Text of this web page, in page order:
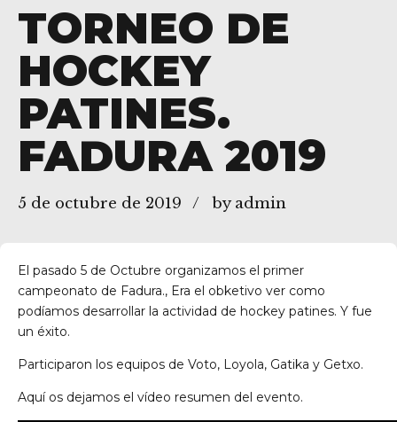
TORNEO DE
HOCKEY
PATINES.
FADURA 2019
5 de octubre de 2019 by admin
El pasado 5 de Octubre organizamos el primer
campeonato de Fadura., Era el obketivo ver como
podíamos desarrollar la actividad de hockey patines. Y fue
un éxito.
Participaron los equipos de Voto, Loyola, Gatika y Getxo.
Aquí os dejamos el vídeo resumen del evento.